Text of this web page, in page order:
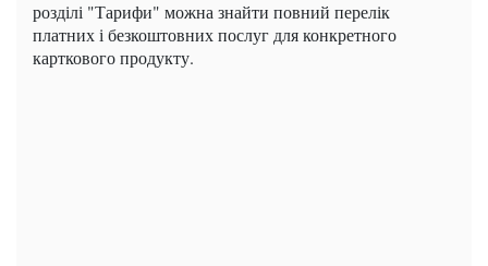
розділі "Тарифи" можна знайти повний перелік
платних і безкоштовних послуг для конкретного
карткового продукту.